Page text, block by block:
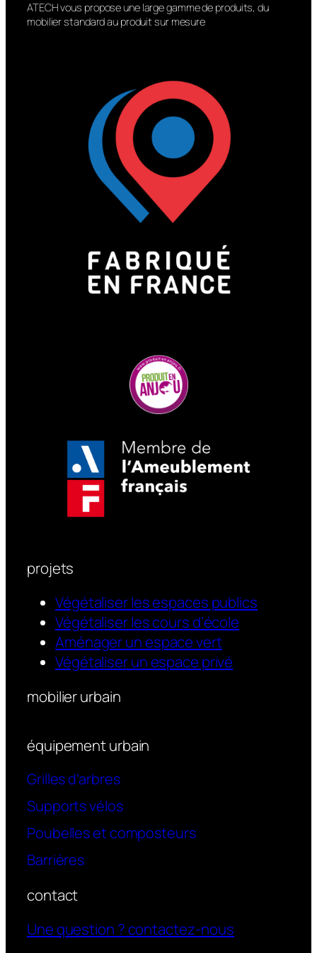
intégrés au sol nos grilles d’arbre
s’adaptent à tous les
plantations et constituent une
solution technique à la fois
discrète et efficace.
ATECH vous propose une large gamme de produits, du
mobilier standard au produit sur mesure
projets
Végétaliser les espaces publics
Végétaliser les cours d’école
Aménager un espace vert
Végétaliser un espace privé
mobilier urbain
équipement urbain
Grilles d’arbres
Supports vélos
Poubelles et composteurs
Barrières
contact
Une question ? contactez-nous